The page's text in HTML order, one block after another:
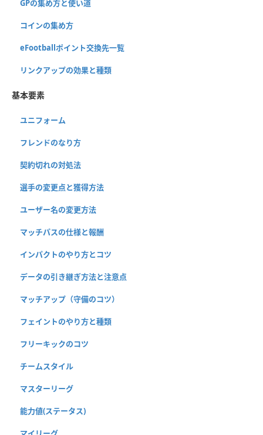
GPの集め方と使い道
コインの集め方
eFootballポイント交換先一覧
リンクアップの効果と種類
基本要素
ユニフォーム
フレンドのなり方
契約切れの対処法
選手の変更点と獲得方法
ユーザー名の変更方法
マッチパスの仕様と報酬
インパクトのやり方とコツ
データの引き継ぎ方法と注意点
マッチアップ（守備のコツ）
フェイントのやり方と種類
フリーキックのコツ
チームスタイル
マスターリーグ
能力値(ステータス)